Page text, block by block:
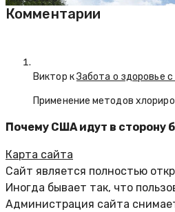
Комментарии
Виктор кЗабота о здоровье
Применение методов
Почему США идут в сторону
Карта сайта
Сайт является полностью
Иногда бывает так, что
Администрация сайта